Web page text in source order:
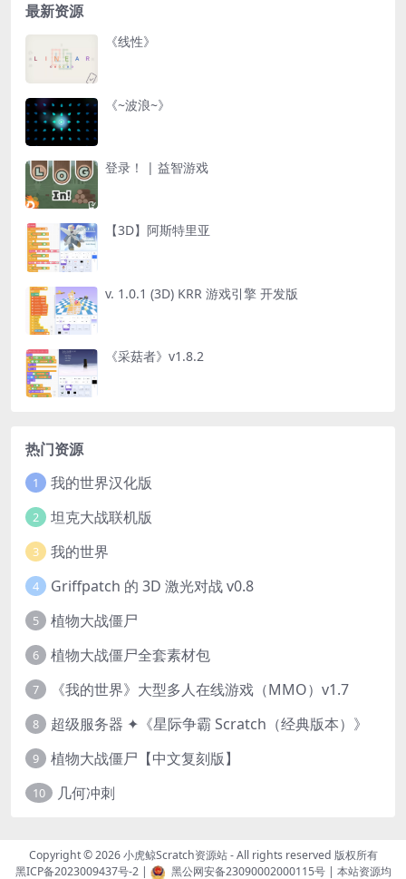
最新资源
《线性》
《~波浪~》
登录！ | 益智游戏
【3D】阿斯特里亚
v. 1.0.1 (3D) KRR 游戏引擎 开发版
《采菇者》v1.8.2
热门资源
1 我的世界汉化版
2 坦克大战联机版
3 我的世界
4 Griffpatch 的 3D 激光对战 v0.8
5 植物大战僵尸
6 植物大战僵尸全套素材包
7 《我的世界》大型多人在线游戏（MMO）v1.7
8 超级服务器 ✦《星际争霸 Scratch（经典版本）》
9 植物大战僵尸【中文复刻版】
10 几何冲刺
Copyright © 2026小虎鲸Scratch资源站- All rights reserved 版权所有
黑ICP备2023009437号-2| 黑公网安备23090002000115号| 本站资源均